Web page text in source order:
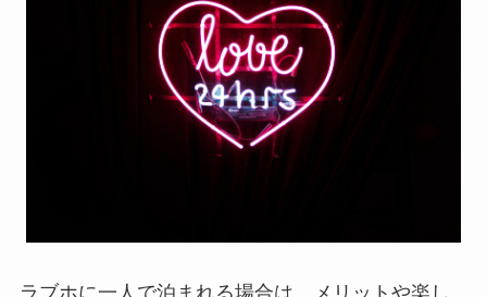
ラブホに一人で泊まれる場合は、メリットや楽し